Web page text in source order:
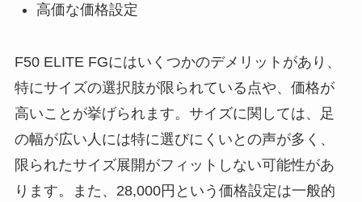
高価な価格設定
F50 ELITE FGにはいくつかのデメリットがあり、
特にサイズの選択肢が限られている点や、価格が
高いことが挙げられます。サイズに関しては、足
の幅が広い人には特に選びにくいとの声が多く、
限られたサイズ展開がフィットしない可能性があ
ります。また、28,000円という価格設定は一般的